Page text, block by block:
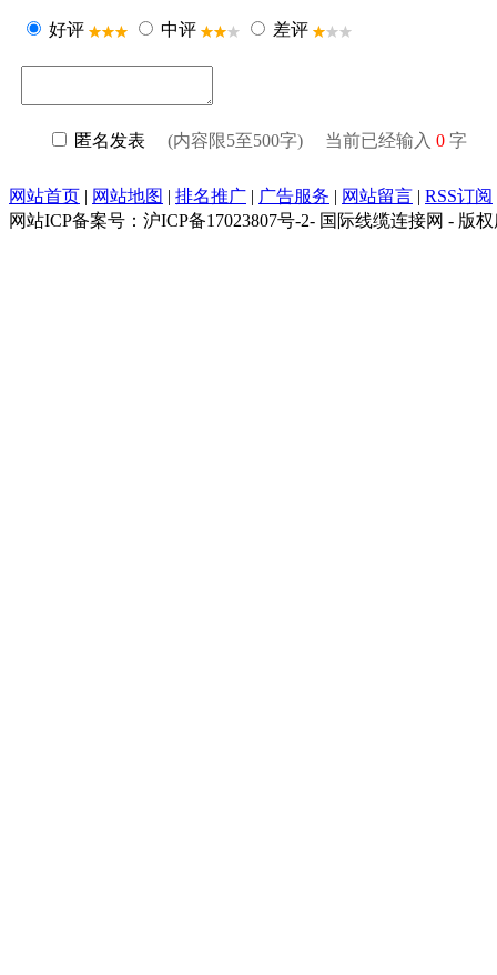
好评 中评 差评
匿名发表 (内容限5至500字) 当前已经输入 0 字
网站首页 | 网站地图 | 排名推广 | 广告服务 | 网站留言 | RSS订阅
网站ICP备案号：沪ICP备17023807号-2- 国际线缆连接网 - 版